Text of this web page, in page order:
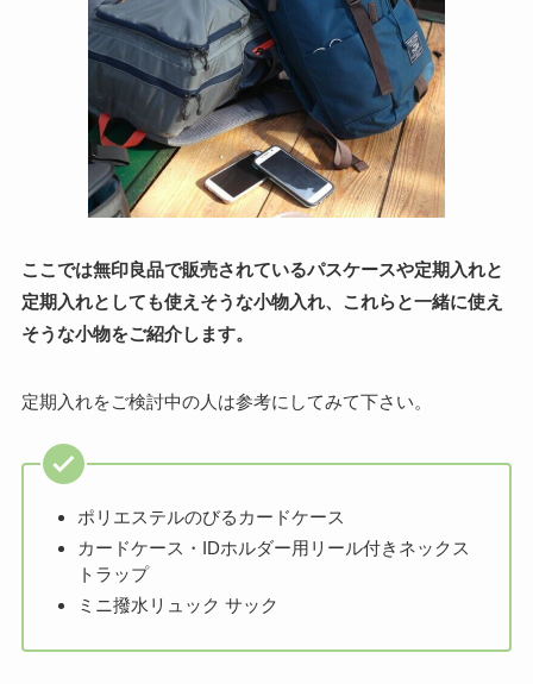
ここでは無印良品で販売されているパスケースや定期入れと
定期入れとしても使えそうな小物入れ、これらと一緒に使え
そうな小物をご紹介します。
定期入れをご検討中の人は参考にしてみて下さい。
ポリエステルのびるカードケース
カードケース・IDホルダー用リール付きネックス
トラップ
ミニ撥水リュック サック